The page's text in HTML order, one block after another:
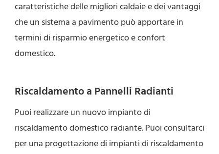
caratteristiche delle migliori caldaie e dei vantaggi
che un sistema a pavimento può apportare in
termini di risparmio energetico e confort
domestico.
Riscaldamento a Pannelli Radianti
Puoi realizzare un nuovo impianto di
riscaldamento domestico radiante. Puoi consultarci
per una progettazione di impianti di riscaldamento